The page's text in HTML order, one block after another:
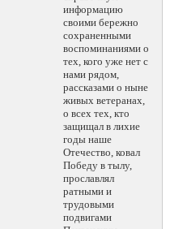
информацию
своими бережно
сохраненными
воспоминаниями о
тех, кого уже нет с
нами рядом,
рассказами о ныне
живых ветеранах,
о всех тех, кто
защищал в лихие
годы наше
Отечество, ковал
Победу в тылу,
прославлял
ратными и
трудовыми
подвигами